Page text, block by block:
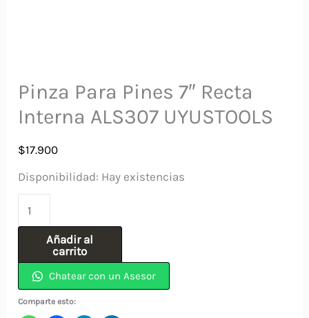
Pinza Para Pines 7″ Recta
Interna ALS307 UYUSTOOLS
$17.900
Disponibilidad: Hay existencias
Para
Pines
7"
Recta
Interna
Añadir al
carrito
Chatear con un Asesor
Comparte esto: